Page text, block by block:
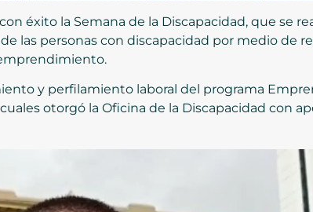
éxito la Semana de la Discapacidad, que se
las personas con discapacidad por medio de
y perfilamiento laboral del programa
otorgó la Oficina de la Discapacidad con